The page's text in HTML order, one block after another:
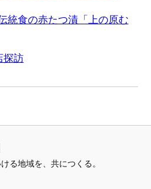
統食の赤たつ漬「上の原む
探訪
る地域を、共につくる。